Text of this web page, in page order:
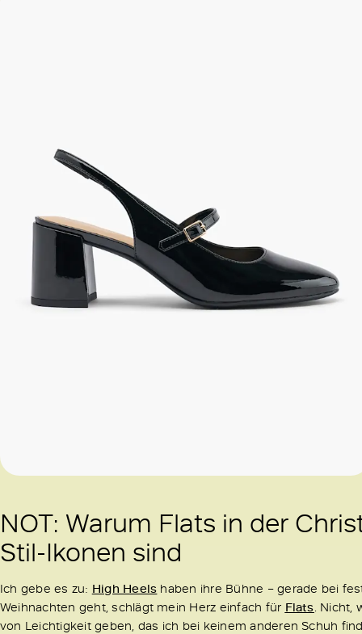
NOT: Warum Flats in der
Stil-Ikonen sind
Ich gebe es zu: High Heels haben ihre Bühne – gerade bei
Weihnachten geht, schlägt mein Herz einfach für Flats .
von Leichtigkeit geben, das ich bei keinem anderen Schuh